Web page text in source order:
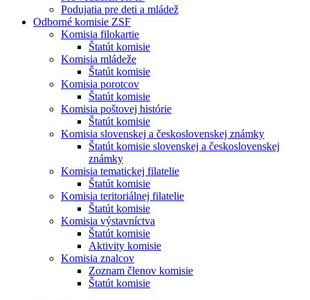
Podujatia pre deti a mládež
Odborné komisie ZSF
Komisia filokartie
Štatút komisie
Komisia mládeže
Štatút komisie
Komisia porotcov
Štatút komisie
Komisia poštovej histórie
Štatút komisie
Komisia slovenskej a československej známky
Štatút komisie slovenskej a československej
známky
Komisia tematickej filatelie
Štatút komisie
Komisia teritoriálnej filatelie
Štatút komisie
Komisia výstavníctva
Štatút komisie
Aktivity komisie
Komisia znalcov
Zoznam členov komisie
Štatút komisie